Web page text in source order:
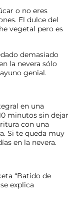
o no eres
El dulce del
vegetal pero es
demasiado
la nevera sólo
genial.
en una
minutos sin dejar
con una
Si te queda muy
en la nevera.
“Batido de
explica